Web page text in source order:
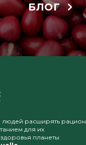
БЛОГ
расширять рацион
для их
планеты